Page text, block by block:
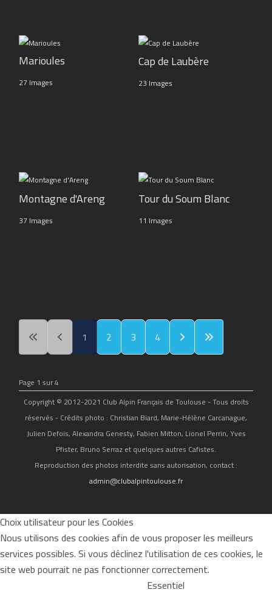
Marioules
27 Images
Cap de Laubère
23 Images
Montagne d'Areng
37 Images
Tour du Soum Blanc
11 Images
1 2 3 4
Page 1 sur 4
Copyright © 2012-2021 Club Alpin Français de Toulouse - Tous droits
réservés - Crédits photo : Christian Biard, Marie-Hélène Carcanague,
Julien Defois, Alexandra Genesty, Fabien Mitton, Lionel Perrin, Yves
Pfister, Bruno Serraz et quelques autres Cafistes.
Reproduction des photos interdite sans autorisation, contact :
admin@clubalpintoulouse.fr
Choix utilisateur pour les Cookies
Nous utilisons des cookies afin de vous proposer les meilleurs
services possibles. Si vous déclinez l'utilisation de ces cookies, le
site web pourrait ne pas fonctionner correctement.
Essentiel